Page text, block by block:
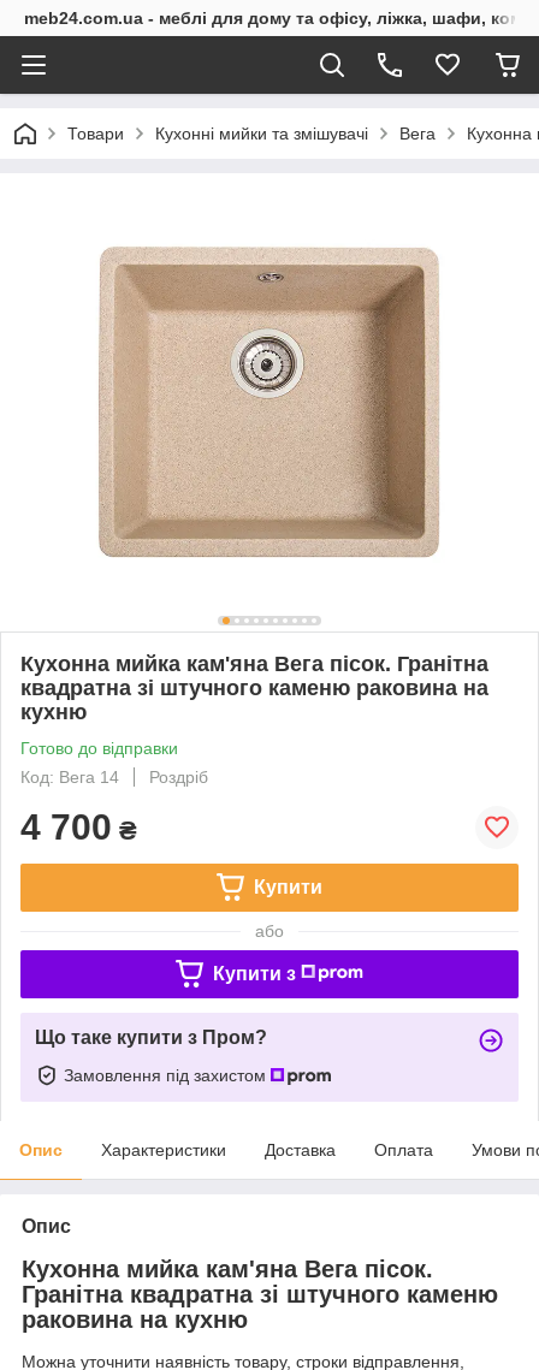
meb24.com.ua - меблі для дому та офісу, ліжка, шафи,
Товари Кухонні мийки та змішувачі Вега Кухонна
Кухонна мийка кам'яна Вега пісок. Гранітна
квадратна зі штучного каменю раковина на
кухню
Готово до відправки
Код: Вега 14
Роздріб
4 700 ₴
Купити
або
Купити з
Що таке купити з Пром?
Замовлення під захистом
Опис Характеристики Доставка Оплата Умови
Опис
Кухонна мийка кам'яна Вега пісок.
Гранітна квадратна зі штучного каменю
раковина на кухню
Можна уточнити наявність товару, строки відправлення,